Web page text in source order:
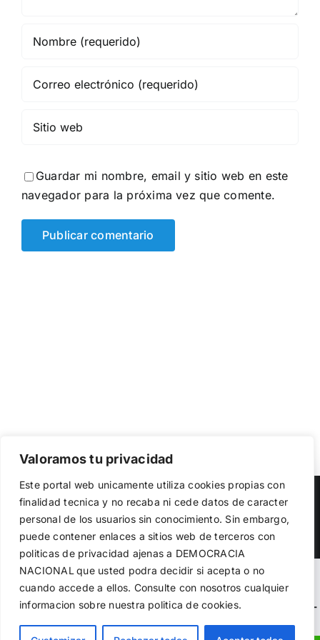
Valoramos tu privacidad
Este portal web unicamente utiliza cookies propias con
finalidad tecnica y no recaba ni cede datos de caracter
personal de los usuarios sin conocimiento. Sin embargo,
puede contener enlaces a sitios web de terceros con
politicas de privacidad ajenas a DEMOCRACIA
NACIONAL que usted podra decidir si acepta o no
cuando accede a ellos. Consulte con nosotros cualquier
informacion sobre nuestra politica de cookies.
Guardar mi nombre, email y sitio web en este
navegador para la próxima vez que comente.
Copyright 2023 | Democracia Nacional | All Rights Reserved
Facebook
TwitterInstagram
Warning: Undefined variable $visibility_homepage in
/home/demopwcr/public_html/wp-content/plugins/kn-
mobile-sharebar/kn_mobile_sharebar.phpon line71
el funcionamiento de la web, medir su uso y mejorar
nuestros servicios. Puede aceptar todas las cookies,
rechazar las no necesarias o configurar sus preferencias.
Política de cookies
Aceptar todo
Rechazar